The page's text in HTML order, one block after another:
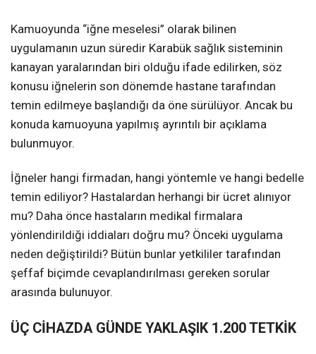
Kamuoyunda “iğne meselesi” olarak bilinen
uygulamanın uzun süredir Karabük sağlık sisteminin
kanayan yaralarından biri olduğu ifade edilirken, söz
konusu iğnelerin son dönemde hastane tarafından
temin edilmeye başlandığı da öne sürülüyor. Ancak bu
konuda kamuoyuna yapılmış ayrıntılı bir açıklama
bulunmuyor.
İğneler hangi firmadan, hangi yöntemle ve hangi bedelle
temin ediliyor? Hastalardan herhangi bir ücret alınıyor
mu? Daha önce hastaların medikal firmalara
yönlendirildiği iddiaları doğru mu? Önceki uygulama
neden değiştirildi? Bütün bunlar yetkililer tarafından
şeffaf biçimde cevaplandırılması gereken sorular
arasında bulunuyor.
ÜÇ CİHAZDA GÜNDE YAKLAŞIK 1.200 TETKİK